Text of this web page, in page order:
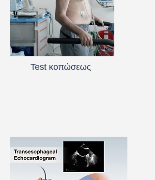
Test κοπώσεως